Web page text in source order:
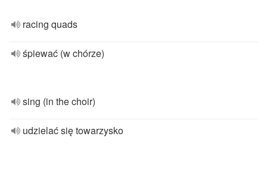
racing quads
śpiewać (w chórze)
sing (in the choir)
udzielać się towarzysko